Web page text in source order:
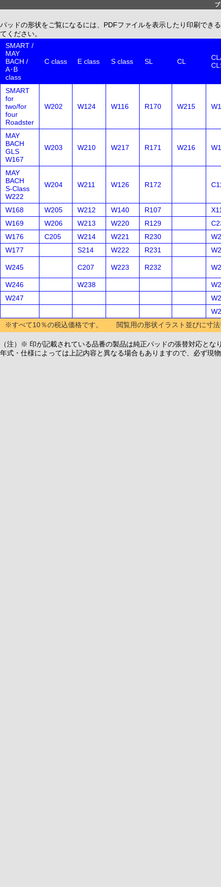
パッドの形状をご覧になるには、PDFファイルを表示したり印刷でき
てください。
SMART /
MAY
BACH /
A･B
class
C class E class S class SL CL
SMART
for
two/for
four
Roadster
W202 W124 W116 R170 W215
MAY
BACH
GLS
W167
W203 W210 W217 R171 W216
MAY
BACH
S-Class
W222
W204 W211 W126 R172
W168 W205 W212 W140 R107
W169
W206 W213 W220 R129
W176
C205 W214 W221 R230
W177
S214 W222 R231
W245 C207 W223 R232
W246 W238
W247
※すべて10％の税込価格です。 閲覧用の形状イラスト並びに寸法
（注）※ 印が記載されている品番の製品は純正パッドの張替対応とな
年式・仕様によっては上記内容と異なる場合もありますので、必ず現